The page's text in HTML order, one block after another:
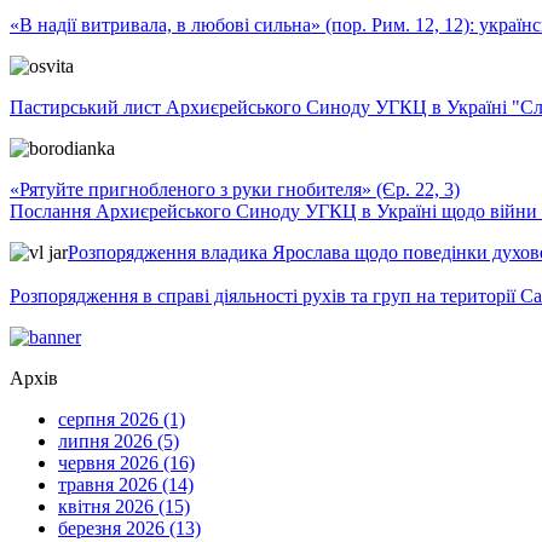
«В надії витривала, в любові сильна» (пор. Рим. 12, 12):
Пастирський лист Архиєрейського Синоду УГКЦ в Україні
«Рятуйте пригнобленого з руки гнобителя» (Єр. 22, 3)
Послання Архиєрейського Синоду УГКЦ в Україні щодо війни
Розпорядження владика Ярослава щодо поведінки
Розпорядження в справі діяльності рухів та груп на території
Архів
серпня 2026 (1)
липня 2026 (5)
червня 2026 (16)
травня 2026 (14)
квітня 2026 (15)
березня 2026 (13)